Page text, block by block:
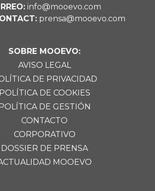
info@mooevo.com
prensa@mooevo.com
SOBRE MOOEVO:
AVISO LEGAL
DE PRIVACIDAD
POLÍTICA DE COOKIES
DE GESTIÓN
CONTACTO
CORPORATIVO
DOSSIER DE PRENSA
MOOEVO